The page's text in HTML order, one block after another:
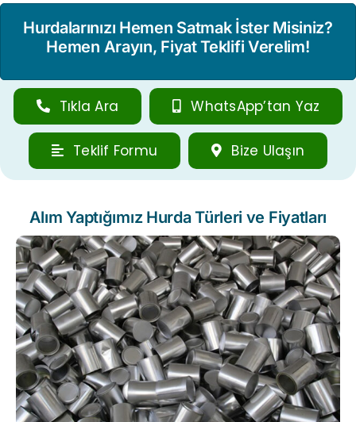
Hurdalarınızı Hemen Satmak İster Misiniz?
Hemen Arayın, Fiyat Teklifi Verelim!
Tıkla Ara WhatsApp’tan Yaz
Teklif Formu Bize Ulaşın
Alım Yaptığımız Hurda Türleri ve Fiyatları